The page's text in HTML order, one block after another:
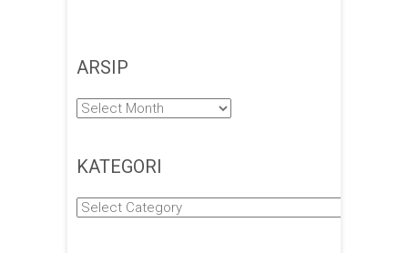
ARSIP
Arsip
KATEGORI
Kategori